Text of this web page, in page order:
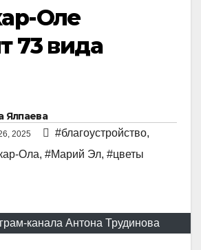
Оле
73 вида
Ялпаева
2025 #благоустройство,
Ола, #Марий Эл, #цветы
канала Антона Трудинова